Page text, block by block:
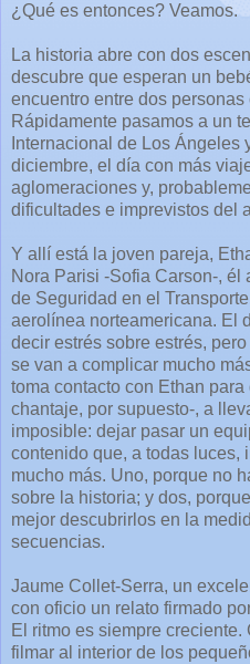
¿Qué es entonces? Veamos.
La historia abre con dos
descubre que esperan un
encuentro entre dos
Rápidamente pasamos a un
Internacional de Los Ángeles
diciembre, el día con más
aglomeraciones y,
dificultades e imprevistos del
Y allí está la joven pareja,
Nora Parisi -Sofia Carson-, él
de Seguridad en el
aerolínea norteamericana. El
decir estrés sobre estrés,
se van a complicar mucho
toma contacto con Ethan
chantaje, por supuesto-, a
imposible: dejar pasar un
contenido que, a todas luces,
mucho más. Uno, porque no
sobre la historia; y dos,
mejor descubrirlos en la
secuencias.
Jaume Collet-Serra, un
con oficio un relato firmado
El ritmo es siempre
filmar al interior de los